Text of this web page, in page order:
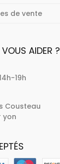
de vente
AIDER ?
19h
Cousteau
yon